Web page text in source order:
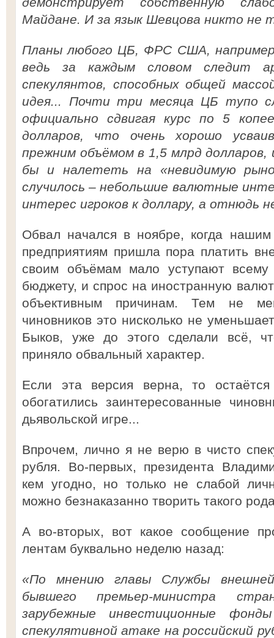
Майдане. И за язык Шевцова никто не
Планы любого ЦБ, ФРС США,
ведь за каждым словом следит
спекулянтов, способных общей
идея... Почти три месяца ЦБ тупо
официально сдвигая курс по 5
долларов, что очень хорошо
прежним объёмом в 1,5 млрд долларов,
бы и налететь на «невидимую
случилось – небольшие валютные
интерес игроков к доллару, а отнюдь
Обвал начался в ноябре, когда
предприятиям пришла пора платить
своим объёмам мало уступают всему
бюджету, и спрос на иностранную
объективным причинам. Тем не
чиновников это нисколько не
Быков, уже до этого сделали всё,
приняло обвальный характер.
Если эта версия верна, то остаётся
обогатились заинтересованные
дьявольской игре...
Впрочем, лично я не верю в чисто
рубля. Во-первых, президента
кем угодно, но только не слабой
можно безнаказанно творить такого
А во-вторых, вот какое сообщение
лентам буквально неделю назад:
«По мнению главы Службы
бывшего премьер-министра
зарубежные инвестиционные
спекулятивной атаке на российский